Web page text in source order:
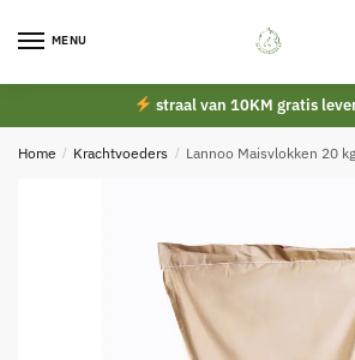
MENU
straal van 10KM gratis
Home / Krachtvoeders / Lannoo Maisvlokken 20 kg